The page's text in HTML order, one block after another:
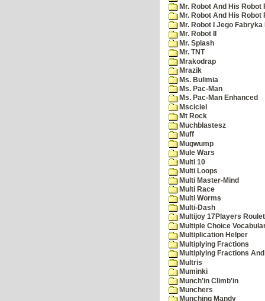
Mr. Robot And His Robot
Mr. Robot And His
Mr. Robot I Jego Fabryka
Mr. Robot II
Mr. Splash
Mr. TNT
Mrakodrap
Mrazik
Ms. Bulimia
Ms. Pac-Man
Ms. Pac-Man Enhanced
Msciciel
Mt Rock
Muchblastesz
Muff
Mugwump
Mule Wars
Multi 10
Multi Loops
Multi Master-Mind
Multi Race
Multi Worms
Multi-Dash
Multijoy 17Players
Multiple Choice
Multiplication Helper
Multiplying Fractions
Multiplying Fractions
Multris
Muminki
Munch'in Climb'in
Munchers
Munching Mandy